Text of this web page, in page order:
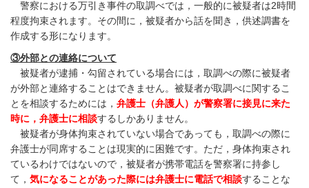
警察における万引き事件の取調べでは，一般的に被疑者は2時間
程度拘束されます。その間に，被疑者から話を聞き，供述調書を
作成する形になります。
③外部との連絡について
被疑者が逮捕・勾留されている場合には，取調べの際に被疑者
が外部と連絡することはできません。被疑者が取調べに関するこ
とを相談するためには， 弁護士（弁護人）が警察署に接見に来た
時に，弁護士に相談するしかありません。
被疑者が身体拘束されていない場合であっても，取調べの際に
弁護士が同席することは現実的に困難です。ただ，身体拘束され
ているわけではないので，被疑者が携帯電話を警察署に持参し
て， 気になることがあった際には弁護士に電話で相談することな